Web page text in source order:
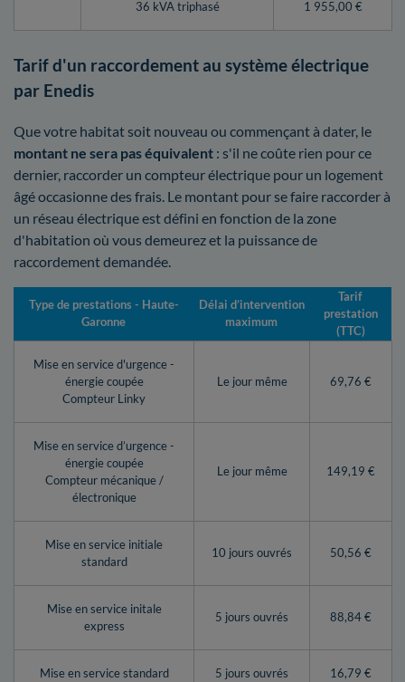
36 kVA triphasé 1 955,00 €
Tarif d'un raccordement au système électrique
par Enedis
Que votre habitat soit nouveau ou commençant à dater, le
montant ne sera pas équivalent : s'il ne coûte rien pour ce
dernier, raccorder un compteur électrique pour un logement
âgé occasionne des frais. Le montant pour se faire raccorder à
un réseau électrique est défini en fonction de la zone
d'habitation où vous demeurez et la puissance de
raccordement demandée.
Type de prestations - Haute-
Garonne
Délai d’intervention
maximum
Tarif
prestation
(TTC)
Mise en service d'urgence -
énergie coupée
Compteur Linky
Le jour même 69,76 €
Mise en service d’urgence -
énergie coupée
Compteur mécanique /
électronique
Le jour même 149,19 €
Mise en service initiale
standard
10 jours ouvrés 50,56 €
Mise en service initale
express
5 jours ouvrés 88,84 €
Mise en service standard 5 jours ouvrés 16,79 €